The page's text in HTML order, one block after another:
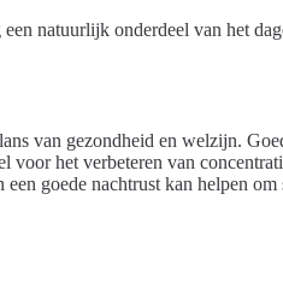
natuurlijk onderdeel van het
van gezondheid en welzijn.
voor het verbeteren van
goede nachtrust kan helpen